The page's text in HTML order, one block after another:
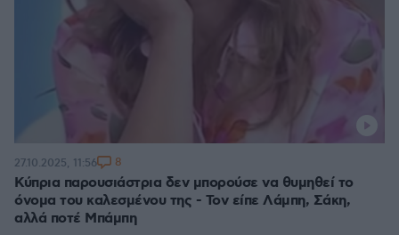
Κύπρια παρουσιάστρια δεν μπορούσε να θυμηθεί το
όνομα του καλεσμένου της - Τον είπε Λάμπη, Σάκη,
αλλά ποτέ Μπάμπη
27.10.2025, 11:56 8